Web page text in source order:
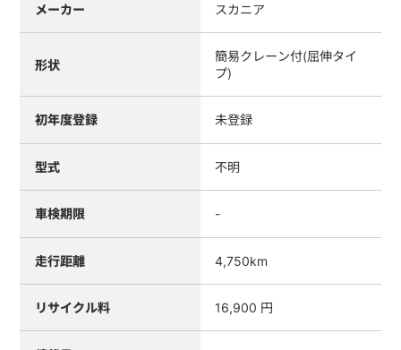
メーカー スカニア
形状
簡易クレーン付(屈伸タイ
プ)
初年度登録 未登録
型式 不明
車検期限 -
走行距離 4,750km
リサイクル料 16,900 円